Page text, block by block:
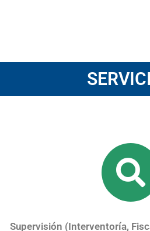
Supervisión (Interventoría,